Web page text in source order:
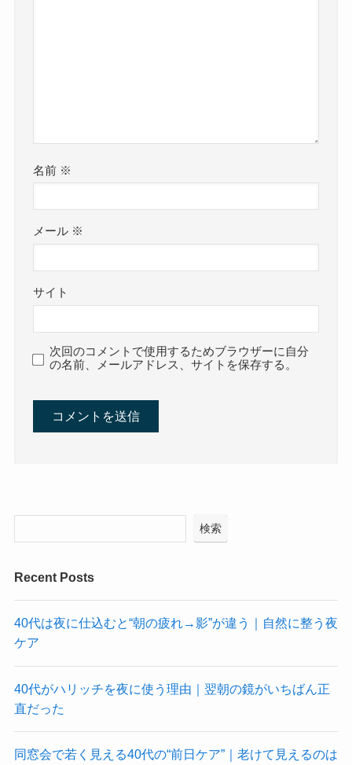
名前 ※
メール ※
サイト
次回のコメントで使用するためブラウザーに自分
の名前、メールアドレス、サイトを保存する。
検索
Recent Posts
40代は夜に仕込むと“朝の疲れ→影”が違う｜自然に整う夜
ケア
40代がハリッチを夜に使う理由｜翌朝の鏡がいちばん正
直だった
同窓会で若く見える40代の“前日ケア”｜老けて見えるのは